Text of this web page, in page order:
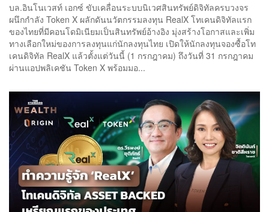
บล.อินโนเวสท์ เอกซ์ ขับเคลื่อนระบบนิเวศสินทรัพย์ดิจิทัลครบวงจร
ผนึกกำลัง Token X ผลักดันนวัตกรรมลงทุน RealX โทเคนดิจิทัลแรก
ของไทยที่มีคอนโดมิเนียมเป็นสินทรัพย์อ้างอิง มุ่งสร้างโอกาสและเพิ่ม
ทางเลือกใหม่ของการลงทุนแก่นักลงทุนไทย เปิดให้นักลงทุนจองซื้อโท
เคนดิจิทัล RealX แล้วตั้งแต่วันนี้ (1 กรกฎาคม) ถึงวันที่ 31 กรกฎาคม
ผ่านแอปพลิเคชัน Token X พร้อมมอ...